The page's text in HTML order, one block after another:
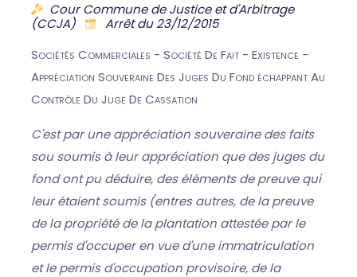
Cour Commune de Justice et d'Arbitrage
(CCJA)
Arrêt du 23/12/2015
Sociétés Commerciales - Société De Fait - Existence -
Appréciation Souveraine Des Juges Du Fond échappant Au
Contrôle Du Juge De Cassation
C'est par une appréciation souveraine des faits
sou soumis à leur appréciation que des juges du
fond ont pu déduire, des éléments de preuve qui
leur étaient soumis (entres autres, de la preuve
de la propriété de la plantation attestée par le
permis d'occuper en vue d'une immatriculation
et le permis d'occupation provisoire, de la